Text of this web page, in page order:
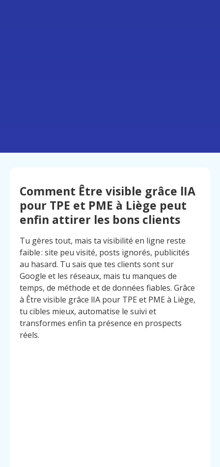
Comment Être visible grâce lIA
pour TPE et PME à Liège peut
enfin attirer les bons clients
Tu gères tout, mais ta visibilité en ligne reste
faible : site peu visité, posts ignorés, publicités
au hasard. Tu sais que tes clients sont sur
Google et les réseaux, mais tu manques de
temps, de méthode et de données fiables. Grâce
à Être visible grâce lIA pour TPE et PME à Liège,
tu cibles mieux, automatise le suivi et
transformes enfin ta présence en prospects
réels.